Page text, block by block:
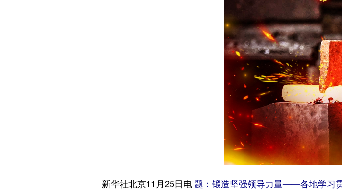
新华社北京11月25日电 题：锻造坚强领导力量——各地学习